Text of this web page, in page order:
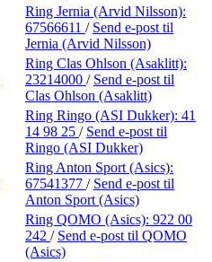
Ring Jernia (Arvid Nilsson):
67566611 / Send e-post til
Jernia (Arvid Nilsson)
Ring Clas Ohlson (Asaklitt):
23214000 / Send e-post til
Clas Ohlson (Asaklitt)
Ring Ringo (ASI Dukker): 41
14 98 25 / Send e-post til
Ringo (ASI Dukker)
Ring Anton Sport (Asics):
67541377 / Send e-post til
Anton Sport (Asics)
Ring QOMO (Asics): 922 00
242 / Send e-post til QOMO
(Asics)